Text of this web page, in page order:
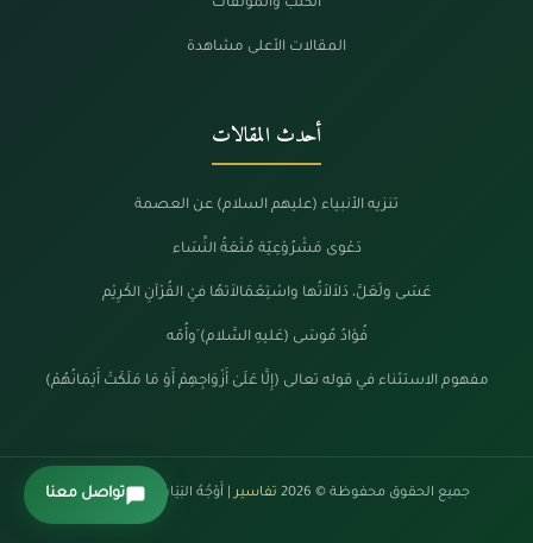
الكتب والمؤلفات
المقالات الأعلى مشاهدة
أحدث المقالات
تنزيه الأنبياء (عليهم السلام) عن العصمة
دَعْوى مَشْرُوْعِيّة مُتْعَةُ النِّسَاء
عَسَى ولَعَلَّ، دَلاَلاَتُها واسْتِعْمَالاَتهُا فيْ القُرْآنِ الكَرِيْم
فُؤادُ مُوسَى (عَليهِ السَّلام) َوأُمّه
مفهوم الاستثناء في قوله تعالى (إِلَّا عَلَىٰ أَزْوَاجِهِمْ أَوْ مَا مَلَكَتْ أَيْمَانُهُمْ)
جميع الحقوق محفوظة © 2026 تفاسير| أَوْجُهُ البَيَانْ فِي كَلَامِ الرَّحْمَنْ
تواصل معنا